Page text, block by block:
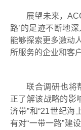
展望未来，
路’的足迹不断地
能够探索更多激动
所服务的企业和客
联合调研也将
正了解该战略的影
济带”和“21世纪海
有对“一带一路”建